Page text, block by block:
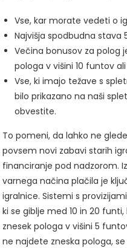
Vse, kar morate vedeti o
Najvišja spodbudna stava
Večina bonusov za polog
pologa v višini 10 funtov
Vse, ki imajo težave s
bilo prikazano na naši
obvestite.
To pomeni, da lahko ne
povsem novi zabavi starih
financiranje pod nadzorom.
varnega načina plačila je
igralnice. Sistemi s
ki se giblje med 10 in 20
znesek pologa v višini 5
ne najdete zneska pologa,